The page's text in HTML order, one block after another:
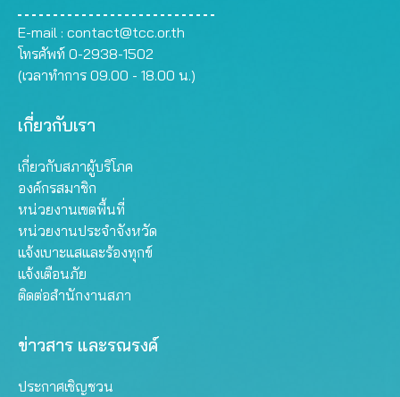
E-mail : contact@tcc.or.th
โทรศัพท์ 0-2938-1502
(เวลาทำการ 09.00 - 18.00 น.)
เกี่ยวกับเรา
เกี่ยวกับสภาผู้บริโภค
องค์กรสมาชิก
หน่วยงานเขตพื้นที่
หน่วยงานประจำจังหวัด
แจ้งเบาะแสและร้องทุกข์
แจ้งเตือนภัย
ติดต่อสำนักงานสภา
ข่าวสาร และรณรงค์
ประกาศเชิญชวน